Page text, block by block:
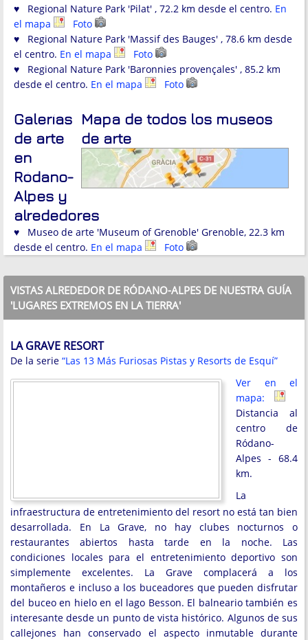
♥ Regional Nature Park 'Pilat' , 72.2 km desde el centro. En
el mapa
Foto
♥ Regional Nature Park 'Massif des Bauges' , 78.6 km desde
el centro. En el mapa
Foto
♥ Regional Nature Park 'Baronnies provençales' , 85.2 km
desde el centro. En el mapa Foto
Mapa de todos los museos
de arte
Galerías
de arte
en
Ródano-
Alpes y
alrededores
♥ Museo de arte 'Museum of Grenoble' Grenoble, 22.3 km
desde el centro. En el mapa Foto
VISTAS ALREDEDOR DE RÓDANO-ALPES DE NUESTRA GUÍA
'LUGARES EXTREMOS EN LA TIERRA'
LA GRAVE RESORT
De la serie “Las 13 Más Furiosas Pistas y Resorts de Esquí”
Ver en el
mapa:
Distancia al
centro de
Ródano-
Alpes - 68.4
km.
La
infraestructura de entretenimiento del resort no está tan bien
desarrollada. En La Grave, no hay clubes nocturnos o
restaurantes abiertos hasta tarde en la noche. Las
condiciones locales para el entretenimiento deportivo son
simplemente excelentes. La Grave complacerá a los
montañeros e incluso a los buceadores que pueden disfrutar
del buceo en hielo en el lago Besson. El balneario también es
interesante desde un punto de vista histórico. Algunos de sus
callejones han conservado el aspecto inmutable durante